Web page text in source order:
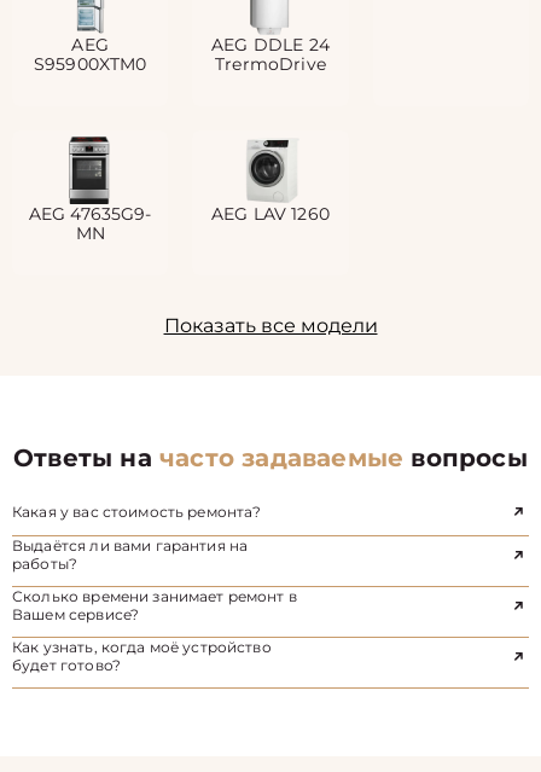
AEG
S95900XTM0
AEG DDLE 24
TrermoDrive
AEG 47635G9-
MN
AEG LAV 1260
Показать все модели
Ответы начасто задаваемые вопросы
Какая у вас стоимость ремонта?
Выдаётся ли вами гарантия на
работы?
Сколько времени занимает ремонт в
Вашем сервисе?
Как узнать, когда моё устройство
будет готово?